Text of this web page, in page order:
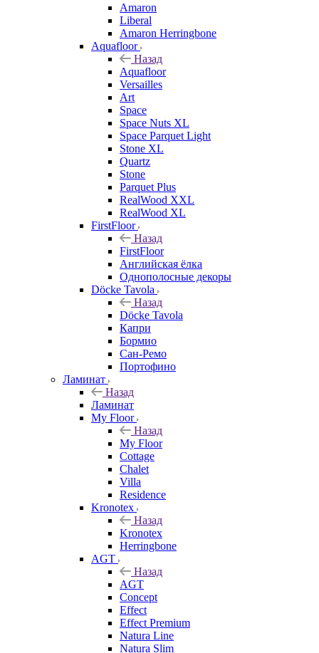
Amaron
Liberal
Amaron Herringbone
Aquafloor
Назад
Aquafloor
Versailles
Art
Space
Space Nuts XL
Space Parquet Light
Stone XL
Quartz
Stone
Parquet Plus
RealWood XXL
RealWood XL
FirstFloor
Назад
FirstFloor
Английская ёлка
Однополосные декоры
Döcke Tavola
Назад
Döcke Tavola
Капри
Бормио
Сан-Ремо
Портофино
Ламинат
Назад
Ламинат
My Floor
Назад
My Floor
Cottage
Chalet
Villa
Residence
Kronotex
Назад
Kronotex
Herringbone
AGT
Назад
AGT
Concept
Effect
Effect Premium
Natura Line
Natura Slim